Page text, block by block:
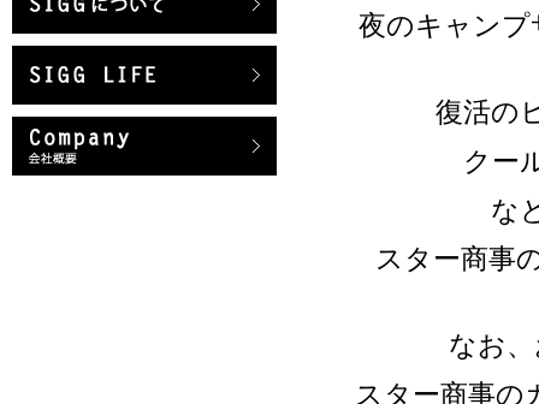
夜のキャンプ
復活の
クー
な
スター商事
なお
スター商事の